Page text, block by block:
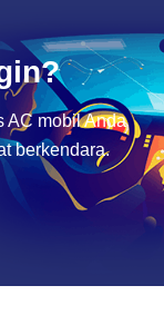
AC mobil Anda
berkendara.